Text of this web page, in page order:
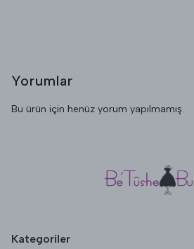
Yorumlar
Bu ürün için henüz yorum yapılmamış.
Kategoriler